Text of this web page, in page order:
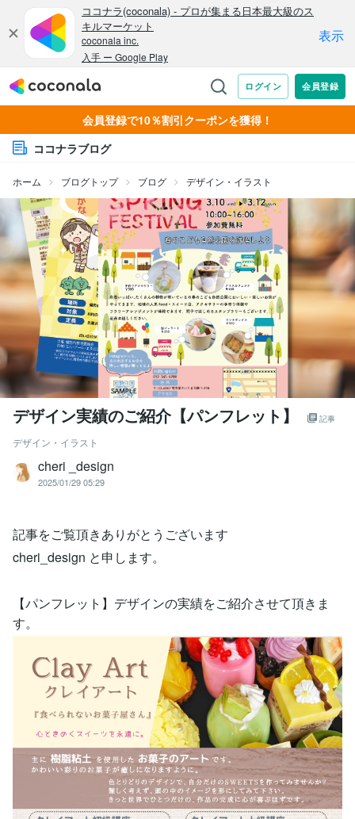
会員登録で10％割引クーポンを獲得！
ココナラブログ
ホーム ブログトップ ブログ デザイン・イラスト
デザイン実績のご紹介【パンフレット】 記事
デザイン・イラスト
cheri _design
2025/01/29 05:29
記事をご覧頂きありがとうございます
cheri_design と申します。
【パンフレット】デザインの実績をご紹介させて頂きま
す。